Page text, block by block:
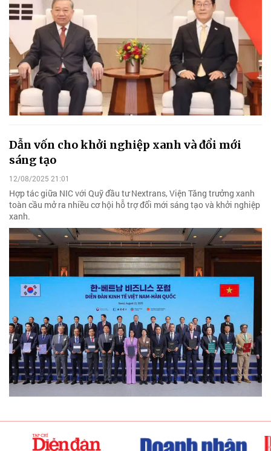
Dẫn vốn cho khởi nghiệp xanh và đổi mới
sáng tạo
12/08/2025 21:01
Hợp tác giữa NIC với Quỹ đầu tư Nextrans, Viện Tăng trưởng xanh
toàn cầu mở ra nhiều cơ hội hỗ trợ đổi mới sáng tạo và khởi nghiệp
xanh.